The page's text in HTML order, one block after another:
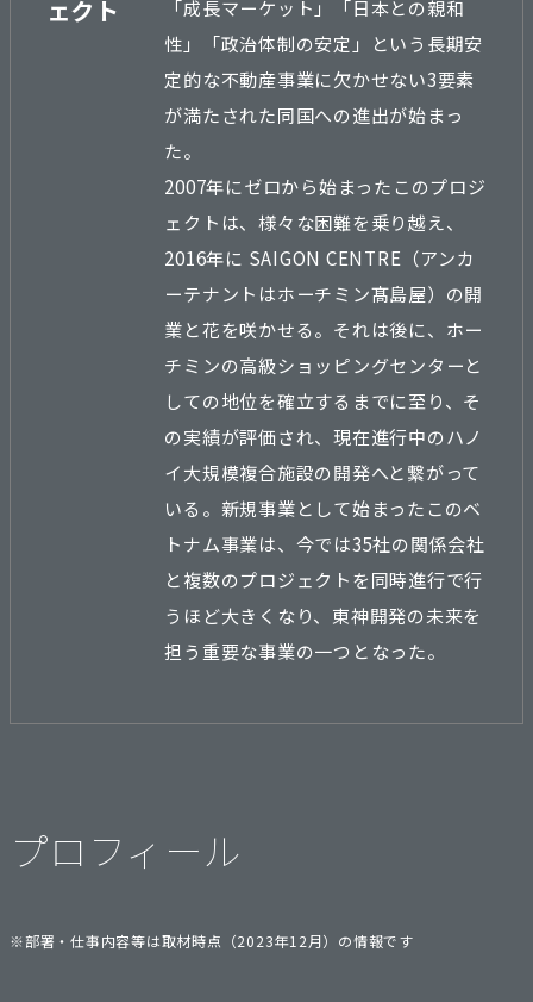
ェクト
「成長マーケット」「日本との親和
性」「政治体制の安定」という長期安
定的な不動産事業に欠かせない3要素
が満たされた同国への進出が始まっ
た。
2007年にゼロから始まったこのプロジ
ェクトは、様々な困難を乗り越え、
2016年に SAIGON CENTRE（アンカ
ーテナントはホーチミン髙島屋）の開
業と花を咲かせる。それは後に、ホー
チミンの高級ショッピングセンターと
しての地位を確立するまでに至り、そ
の実績が評価され、現在進行中のハノ
イ大規模複合施設の開発へと繋がって
いる。新規事業として始まったこのベ
トナム事業は、今では35社の関係会社
と複数のプロジェクトを同時進行で行
うほど大きくなり、東神開発の未来を
担う重要な事業の一つとなった。
プロフィール
※部署・仕事内容等は取材時点（2023年12月）の情報です